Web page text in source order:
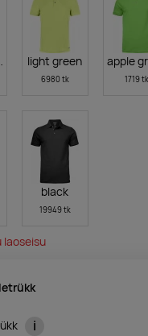
light green
6980 tk
apple
1719 tk
black
19949 tk
laoseisu
i